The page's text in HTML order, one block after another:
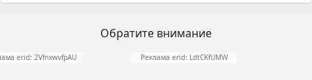
Обратите внимание
erid: 2VfnxwvfpAU Реклама erid: LdtCKfUMW